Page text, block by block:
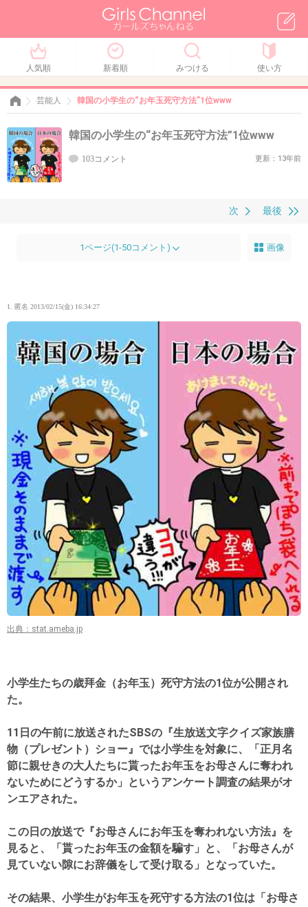
人気順 新着順 みつける 使い方
芸能人 韓国の小学生の“お年玉死守方法”1位www
韓国の小学生の“お年玉死守方法”1位www
103コメント 更新：13年前
最後
次
1ページ(1-50コメント) 画像
1. 匿名 2013/02/15(金) 16:34:27
出典：stat.ameba.jp
小学生たちの歳拜金（お年玉）死守方法の1位が公開され
た。
11日の午前に放送されたSBSの『生放送文字クイズ家族膳
物（プレゼント）ショー』では小学生を対象に、「正月名
節に親せきの大人たちに貰ったお年玉をお母さんに奪われ
ないためにどうするか」というアンケート調査の結果がオ
ンエアされた。
この日の放送で『お母さんにお年玉を奪われない方法』を
見ると、「貰ったお年玉の金額を騙す」と、「お母さんが
見ていない隙にお辞儀をして受け取る」となっていた。
その結果、小学生がお年玉を死守する方法の1位は「お母さ